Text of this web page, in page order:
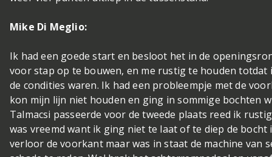
Mike Di Meglio:
Ik had een goede start en besloot het in de
voor stap op te bouwen, en me rustig te houden totdat
de condities waren. Ik had een probleempje met de
kon mijn lijn niet houden en ging in sommige bochten
Talmacsi passeerde voor de tweede plaats reed ik
was vreemd want ik ging niet te laat of te diep de bocht
verloor de voorkant maar was in staat de machine van